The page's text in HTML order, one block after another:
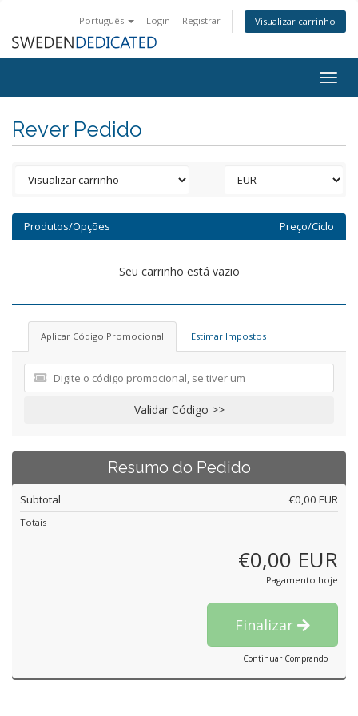
Português Login Registrar Visualizar carrinho
Rever Pedido
Produtos/Opções Preço/Ciclo
Seu carrinho está vazio
Aplicar Código Promocional Estimar Impostos
Validar Código >>
Resumo do Pedido
Subtotal €0,00 EUR
Totais
€0,00 EUR
Pagamento hoje
Finalizar
Continuar Comprando